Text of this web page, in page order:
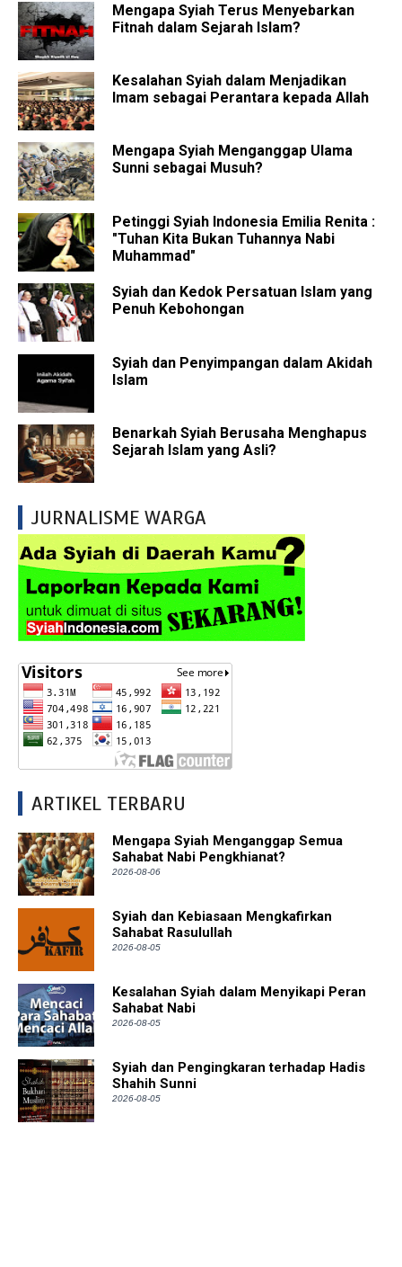
Mengapa Syiah Terus Menyebarkan
Fitnah dalam Sejarah Islam?
Kesalahan Syiah dalam Menjadikan
Imam sebagai Perantara kepada Allah
Mengapa Syiah Menganggap Ulama
Sunni sebagai Musuh?
Petinggi Syiah Indonesia Emilia Renita :
"Tuhan Kita Bukan Tuhannya Nabi
Muhammad"
Syiah dan Kedok Persatuan Islam yang
Penuh Kebohongan
Syiah dan Penyimpangan dalam Akidah
Islam
Benarkah Syiah Berusaha Menghapus
Sejarah Islam yang Asli?
JURNALISME WARGA
ARTIKEL TERBARU
Mengapa Syiah Menganggap Semua
Sahabat Nabi Pengkhianat?
2026-08-06
Syiah dan Kebiasaan Mengkafirkan
Sahabat Rasulullah
2026-08-05
Kesalahan Syiah dalam Menyikapi Peran
Sahabat Nabi
2026-08-05
Syiah dan Pengingkaran terhadap Hadis
Shahih Sunni
2026-08-05